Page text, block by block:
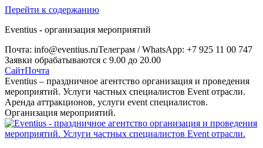
Перейти к содержанию
Eventius - организация мероприятий
Почта: info@eventius.ruТелеграм / WhatsApp: +7 925 11 00 747
Заявки обрабатываются с 9.00 до 20.00
СайтПочта
Eventius – праздничное агентство организация и проведения
мероприятий. Услуги частных специалистов Event отрасли.
Аренда аттракционов, услуги event специалистов.
Организация мероприятий.